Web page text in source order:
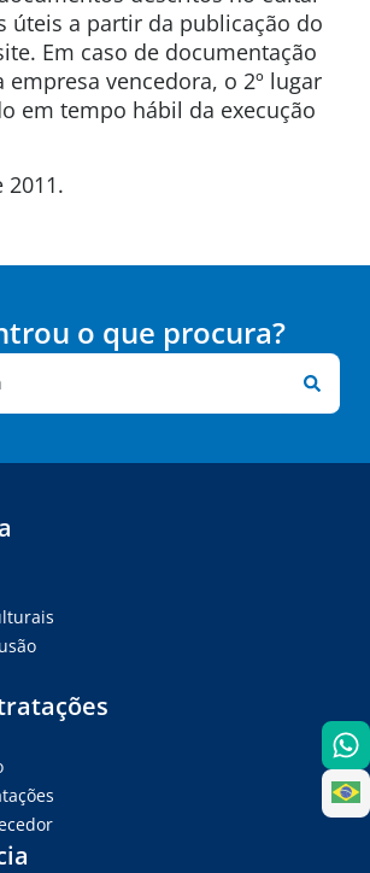
úteis a partir da publicação do
Em caso de documentação
vencedora, o 2º lugar
em tempo hábil da execução
2011.
o que procura?